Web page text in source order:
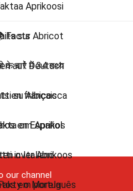
our channel
Aprikoosi
sur Abricot
बारे में 34 तथ्य
su Albicocca
om Aprikos
over Abrikoos
o Morela
Facts
auf Deutsch
en français
en Español
in Italiano
em português